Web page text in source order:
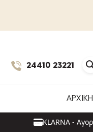
περιεχόμενο
24410 23221
ΑΡΧΙΚΉ
KLARNA -